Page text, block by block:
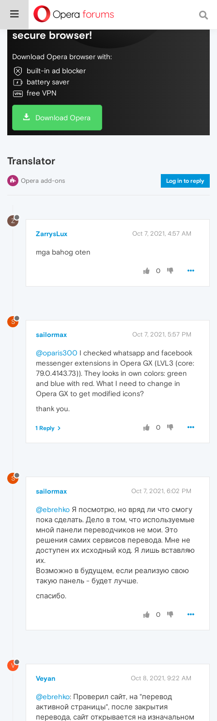
Do more on the web, with a fast and
secure browser!
Download Opera browser with:
built-in ad blocker
battery saver
free VPN
Download Opera
Translator
Opera add-ons Log in to reply
Z
ZarrysLux Oct 7, 2021, 4:57 AM
mga bahog oten
0
S
sailormax Oct 7, 2021, 5:57 PM
@oparis300 I checked whatsapp and facebook
messenger extensions in Opera GX (LVL3 (core:
79.0.4143.73)). They looks in own colors: green
and blue with red. What I need to change in
Opera GX to get modified icons?
thank you.
0
1 Reply
S
sailormax Oct 7, 2021, 6:02 PM
@ebrehko Я посмотрю, но вряд ли что смогу
пока сделать. Дело в том, что используемые
мной панели переводчиков не мои. Это
решения самих сервисов перевода. Мне не
доступен их исходный код. Я лишь вставляю
их.
Возможно в будущем, если реализую свою
такую панель - будет лучше.
спасибо.
0
V
Veyan Oct 8, 2021, 9:22 AM
@ebrehko: Проверил сайт, на "перевод
активной страницы", после закрытия
перевода, сайт открывается на изначальном